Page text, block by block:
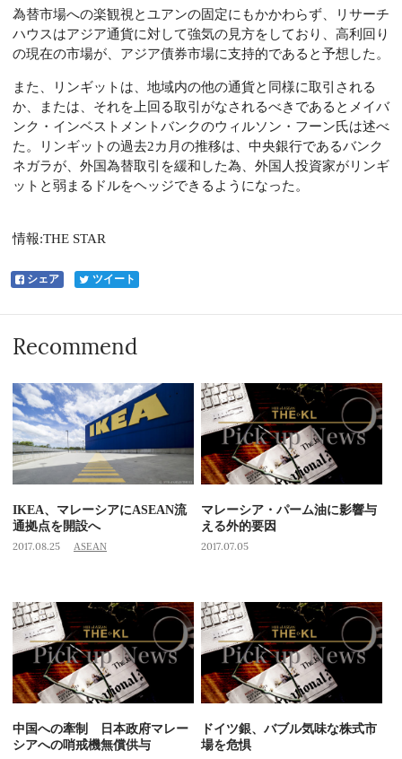
為替市場への楽観視とユアンの固定にもかかわらず、リサーチ
ハウスはアジア通貨に対して強気の見方をしており、高利回り
の現在の市場が、アジア債券市場に支持的であると予想した。
また、リンギットは、地域内の他の通貨と同様に取引される
か、または、それを上回る取引がなされるべきであるとメイバ
ンク・インベストメントバンクのウィルソン・フーン氏は述べ
た。リンギットの過去2カ月の推移は、中央銀行であるバンク
ネガラが、外国為替取引を緩和した為、外国人投資家がリンギ
ットと弱まるドルをヘッジできるようになった。
情報:THE STAR
シェア ツイート
Recommend
IKEA、マレーシアにASEAN流
通拠点を開設へ
2017.08.25 ASEAN
マレーシア・パーム油に影響与
える外的要因
2017.07.05
中国への牽制 日本政府マレー
シアへの哨戒機無償供与
ドイツ銀、バブル気味な株式市
場を危惧